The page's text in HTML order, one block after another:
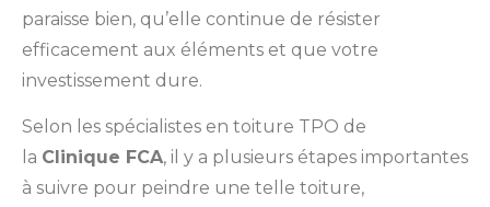
paraisse bien, qu’elle continue de résister
efficacement aux éléments et que votre
investissement dure.
Selon les spécialistes en toiture TPO de
la Clinique FCA, il y a plusieurs étapes importantes
à suivre pour peindre une telle toiture,